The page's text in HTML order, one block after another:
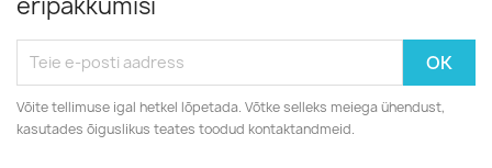
Võite tellimuse igal hetkel lõpetada. Võtke selleks meiega ühendust,
kasutades õiguslikus teates toodud kontaktandmeid.